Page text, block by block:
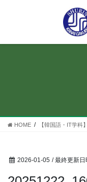
HOME 【韓国語・IT学科
2026-01-05 / 最終更新日